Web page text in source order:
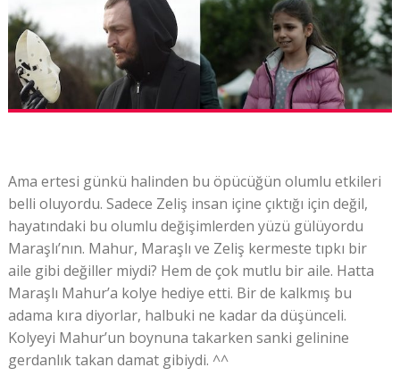
Ama ertesi günkü halinden bu öpücüğün olumlu etkileri
belli oluyordu. Sadece Zeliş insan içine çıktığı için değil,
hayatındaki bu olumlu değişimlerden yüzü gülüyordu
Maraşlı’nın. Mahur, Maraşlı ve Zeliş kermeste tıpkı bir
aile gibi değiller miydi? Hem de çok mutlu bir aile. Hatta
Maraşlı Mahur’a kolye hediye etti. Bir de kalkmış bu
adama kıra diyorlar, halbuki ne kadar da düşünceli.
Kolyeyi Mahur’un boynuna takarken sanki gelinine
gerdanlık takan damat gibiydi. ^^